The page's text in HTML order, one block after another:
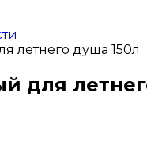
летнего душа 150л
для